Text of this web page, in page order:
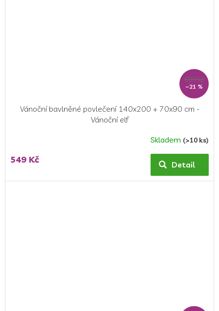
699 Kč
–21 %
Vánoční bavlněné povlečení 140x200 + 70x90 cm -
Vánoční elf
Skladem (>10 ks)
549 Kč Detail